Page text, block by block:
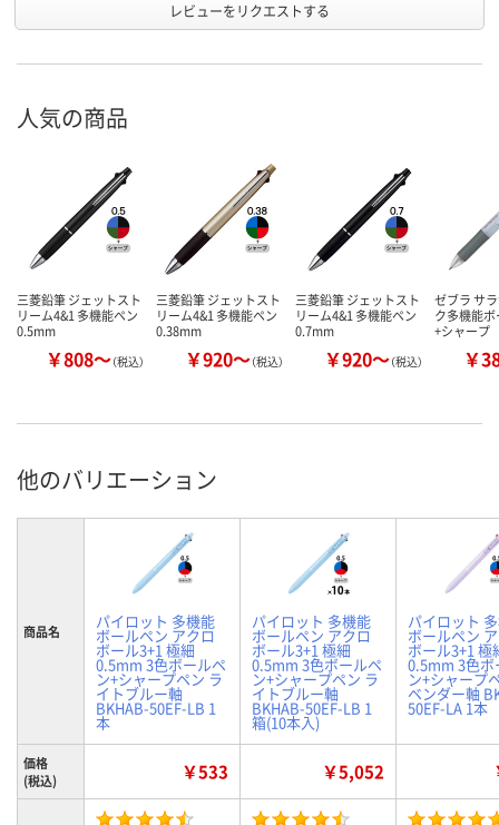
レビューをリクエストする
人気の商品
三菱鉛筆 ジェットスト
リーム4&1 多機能ペン
0.5mm
￥808～（税込）
三菱鉛筆 ジェットスト
リーム4&1 多機能ペン
0.38mm
￥920～（税込）
三菱鉛筆 ジェットスト
リーム4&1 多機能ペン
0.7mm
￥920～（税込）
ゼブラ サ
ク多機能
+シャープ
￥
他のバリエーション
商品名 パイロット 多機能
ボールペン アクロ
ボール3+1 極細
0.5mm 3色ボールペ
ン+シャープペン ラ
イトブルー軸
BKHAB-50EF-LB 1
本
パイロット 多機能
ボールペン アクロ
ボール3+1 極細
0.5mm 3色ボールペ
ン+シャープペン ラ
イトブルー軸
BKHAB-50EF-LB 1
箱(10本入)
パイロット
ボールペン
ボール3+1 極
0.5mm 3色ボ
ン+シャープ
ベンダー軸
50EF-LA 1本
価格
(税込)
￥533 ￥5,052